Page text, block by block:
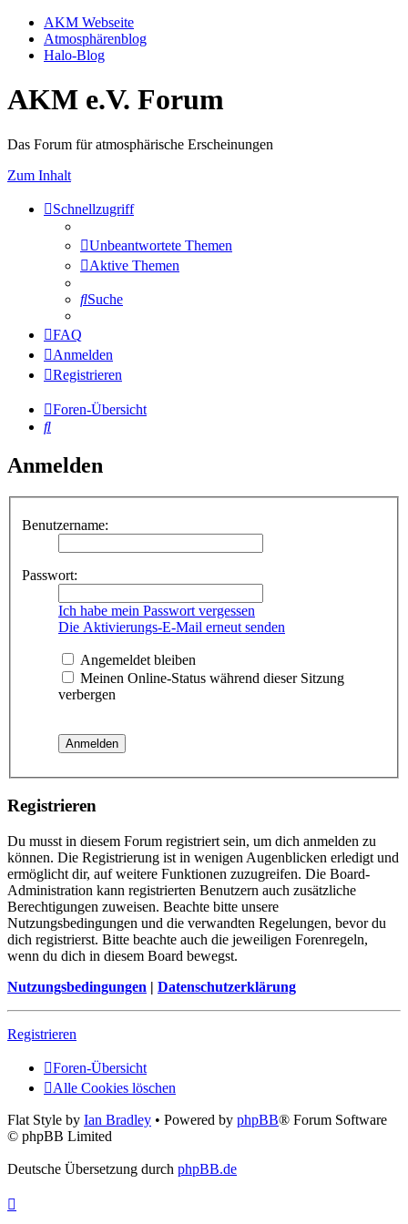
AKM Webseite
Atmosphärenblog
Halo-Blog
AKM e.V. Forum
Das Forum für atmosphärische Erscheinungen
Zum Inhalt
Schnellzugriff
Unbeantwortete Themen
Aktive Themen
Suche
FAQ
Anmelden
Registrieren
Foren-Übersicht
Suche
Anmelden
Benutzername:
Passwort:
Ich habe mein Passwort vergessen
Die Aktivierungs-E-Mail erneut senden
Angemeldet bleiben
Meinen Online-Status während dieser Sitzung
verbergen
Registrieren
Du musst in diesem Forum registriert sein, um dich anmelden zu
können. Die Registrierung ist in wenigen Augenblicken erledigt und
ermöglicht dir, auf weitere Funktionen zuzugreifen. Die Board-
Administration kann registrierten Benutzern auch zusätzliche
Berechtigungen zuweisen. Beachte bitte unsere
Nutzungsbedingungen und die verwandten Regelungen, bevor du
dich registrierst. Bitte beachte auch die jeweiligen Forenregeln,
wenn du dich in diesem Board bewegst.
Nutzungsbedingungen | Datenschutzerklärung
Registrieren
Foren-Übersicht
Alle Cookies löschen
Flat Style by Ian Bradley • Powered by phpBB® Forum Software
© phpBB Limited
Deutsche Übersetzung durch phpBB.de